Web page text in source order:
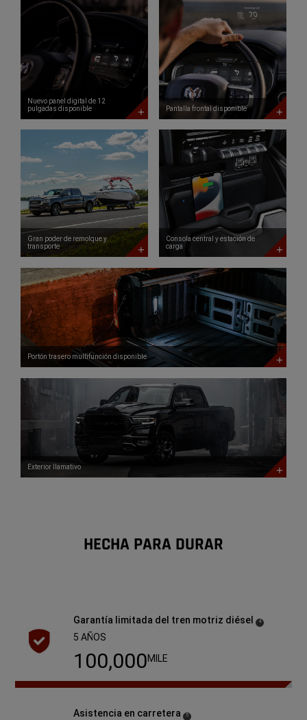
Nuevo
panel
disponible
DISCOVER
MORE
Nuevo panel digital de 12
pulgadas disponible
Pantalla
disponible
DISCOVER
MORE
Pantalla frontal disponible
de
remolque
transporte
DISCOVER
MORE
Gran poder de remolque y
transporte
Consola
central
carga
DISCOVER
MORE
Consola central y estación de
carga
Portón
trasero
multifunción
disponible
DISCOVER
MORE
Portón trasero multifunción disponible
Exterior
llamativo
Exterior llamativo
HECHA PARA DURAR
Garantía limitada del tren motriz diésel ( Disclosure
4)
5 AÑOS
100,000MILE
Asistencia en carretera ( Disclosure
5)